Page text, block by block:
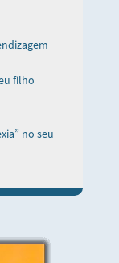
filho
no seu